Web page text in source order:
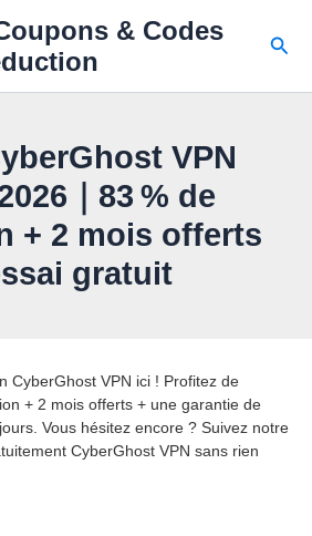
& Codes
VPN
｜83 % de
+ 2 mois offerts
gratuit
CyberGhost VPN ici ! Profitez de
+ 2 mois offerts + une garantie de
Vous hésitez encore ? Suivez notre
CyberGhost VPN sans rien